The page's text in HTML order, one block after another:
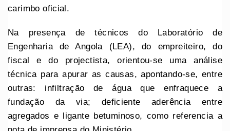
carimbo oficial.
Na presença de técnicos do Laboratório de
Engenharia de Angola (LEA), do empreiteiro, do
fiscal e do projectista, orientou-se uma análise
técnica para apurar as causas, apontando-se, entre
outras: infiltração de água que enfraquece a
fundação da via; deficiente aderência entre
agregados e ligante betuminoso, como referencia a